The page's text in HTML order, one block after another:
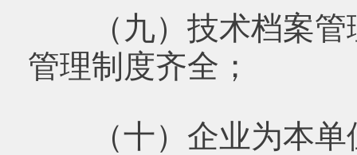
（九）技术档案管
管理制度齐全；
（十）企业为本单